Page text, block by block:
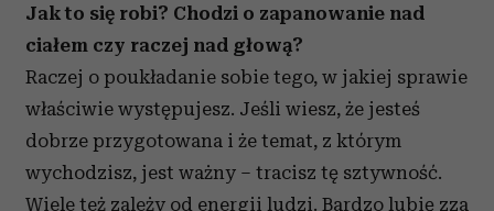
Jak to się robi? Chodzi o zapanowanie nad
ciałem czy raczej nad głową?
Raczej o poukładanie sobie tego, w jakiej sprawie
właściwie występujesz. Jeśli wiesz, że jesteś
dobrze przygotowana i że temat, z którym
wychodzisz, jest ważny – tracisz tę sztywność.
Wiele też zależy od energii ludzi. Bardzo lubię zza